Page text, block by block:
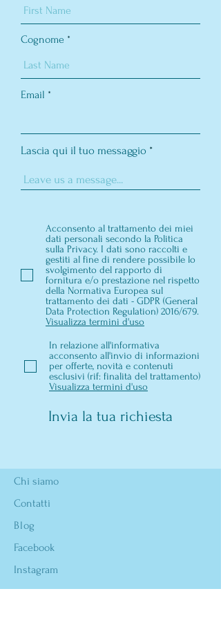
Cognome
Email
Lascia qui il tuo messaggio
Acconsento al trattamento dei miei
dati personali secondo la Politica
sulla Privacy. I dati sono raccolti e
gestiti al fine di rendere possibile lo
svolgimento del rapporto di
fornitura e/o prestazione nel rispetto
della Normativa Europea sul
trattamento dei dati - GDPR (General
Data Protection Regulation) 2016/679.
Visualizza termini d'uso
In relazione all'informativa
acconsento all'invio di informazioni
per offerte, novità e contenuti
esclusivi (rif: finalità del trattamento)
Visualizza termini d'uso
Invia la tua richiesta
Chi siamo
Contatti
Blog
Facebook
Instagram